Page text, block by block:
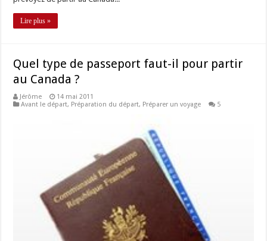
Lire plus »
Quel type de passeport faut-il pour partir
au Canada ?
Jérôme
14 mai 2011
Avant le départ, Préparation du départ, Préparer un voyage 5